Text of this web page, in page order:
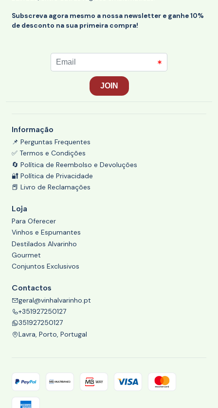
Subscreva agora mesmo a nossa newsletter e ganhe 10%
de desconto na sua primeira compra!
Informação
📌 Perguntas Frequentes
✅ Termos e Condições
🔄 Política de Reembolso e Devoluções
🔐 Política de Privacidade
📕 Livro de Reclamações
Loja
Para Oferecer
Vinhos e Espumantes
Destilados Alvarinho
Gourmet
Conjuntos Exclusivos
Contactos
geral@vinhalvarinho.pt
+351927250127
351927250127
Lavra, Porto, Portugal